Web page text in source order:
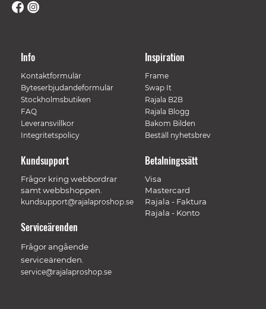
Info
Kontaktformulär
Byteserbjudandeformulär
Stockholmsbutiken
FAQ
Leveransvillkor
Integritetspolicy
Inspiration
Frame
Swap It
Rajala B2B
Rajala Blogg
Bakom Bilden
Beställ nyhetsbrev
Betalningssätt
Visa
Mastercard
Rajala - Faktura
Rajala - Konto
Kundsupport
Frågor kring webbordrar
samt webbshoppen.
kundsupport@rajalaproshop.se
Serviceärenden
Frågor angående
serviceärenden.
service@rajalaproshop.se